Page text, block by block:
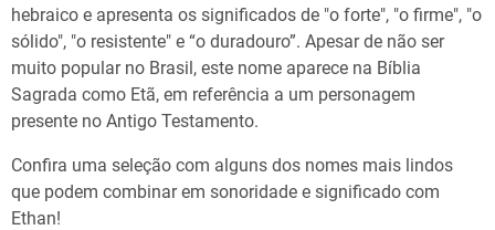
hebraico e apresenta os significados de "o forte", "o firme", "o
sólido", "o resistente" e “o duradouro”. Apesar de não ser
muito popular no Brasil, este nome aparece na Bíblia
Sagrada como Etã, em referência a um personagem
presente no Antigo Testamento.
Confira uma seleção com alguns dos nomes mais lindos
que podem combinar em sonoridade e significado com
Ethan!